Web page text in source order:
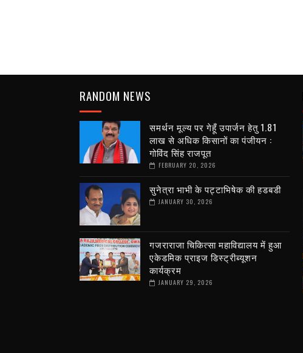
RANDOM NEWS
समर्थन मूल्य पर गेहूँ उपार्जन हेतु 1.81
लाख से अधिक किसानों का पंजीयन :
गोविंद सिंह राजपूत
FEBRUARY 20, 2026
सुनेत्रा भाभी के पट्टाभिषेक की हडबडी
JANUARY 30, 2026
गजराराजा चिकित्सा महाविद्यालय में हुआ
एकेडमिक प्राइज डिस्ट्रीब्यूशन
कार्यक्रम
JANUARY 29, 2026